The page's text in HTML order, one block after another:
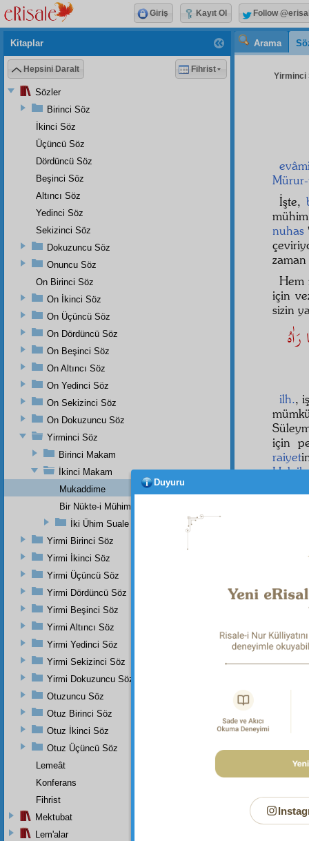
Arama
Yirminci
İşte,
nuhas
Hem
için
sizin
ilh.,
için
raiyet
Hak
İşte,
mânen
Kitaplar
Hepsini Daralt Fihrist
Sözler
Birinci Söz
İkinci Söz
Üçüncü Söz
Dördüncü Söz
Beşinci Söz
Altıncı Söz
Yedinci Söz
Sekizinci Söz
Dokuzuncu Söz
Onuncu Söz
On Birinci Söz
On İkinci Söz
On Üçüncü Söz
On Dördüncü Söz
On Beşinci Söz
On Altıncı Söz
On Yedinci Söz
On Sekizinci Söz
On Dokuzuncu Söz
Yirminci Söz
Birinci Makam
İkinci Makam
Mukaddime
Bir Nükte-i Mühimme Ve Bir Sırr-ı Ehem
İki Ühim Suale Karşı İki Mühim Cevap
Yirmi Birinci Söz
Yirmi İkinci Söz
Yirmi Üçüncü Söz
Yirmi Dördüncü Söz
Yirmi Beşinci Söz
Yirmi Altıncı Söz
Yirmi Yedinci Söz
Yirmi Sekizinci Söz
Yirmi Dokuzuncu Söz
Otuzuncu Söz
Otuz Birinci Söz
Otuz İkinci Söz
Otuz Üçüncü Söz
Lemeât
Konferans
Fihrist
Mektubat
Lem'alar
Giriş Kayıt Ol Follow
Duyuru